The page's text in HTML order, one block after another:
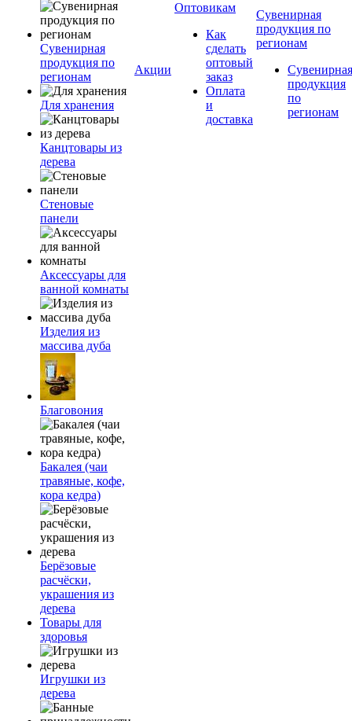
Сувенирная
продукция по
регионам
Для хранения
Канцтовары из
дерева
Стеновые
панели
Аксессуары для
ванной комнаты
Изделия из
массива дуба
Благовония
Бакалея (чаи
травяные, кофе,
кора кедра)
Берёзовые
расчёски,
украшения из
дерева
Товары для
здоровья
Игрушки из
дерева
Акции
Оптовикам
Как
сделать
оптовый
заказ
Оплата
и
доставка
Сувенирная
продукция по
регионам
Сувенирная
продукция
по
регионам